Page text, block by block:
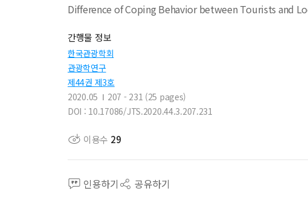
Difference of Coping Behavior between Tourists and
간행물 정보
한국관광학회
관광학연구
제44권 제3호
2020.05
207 - 231 (25 pages)
DOI : 10.17086/JTS.2020.44.3.207.231
이용수 29
인용하기 공유하기